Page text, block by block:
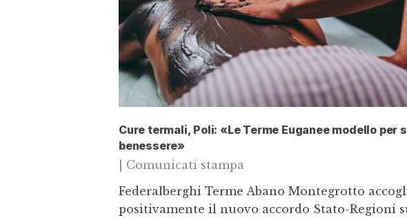
Cure termali, Poli: «Le Terme Euganee modello per
benessere»
Comunicati stampa
Federalberghi Terme Abano Montegrotto
positivamente il nuovo accordo Stato-Regioni